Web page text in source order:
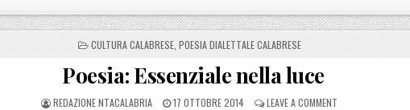
POSTED IN
CULTURA CALABRESE, POESIA DIALETTALE CALABRESE
Poesia: Essenziale nella luce
POSTED BY
REDAZIONE NTACALABRIA POSTED ON
17 OTTOBRE 2014 LEAVE A COMMENT